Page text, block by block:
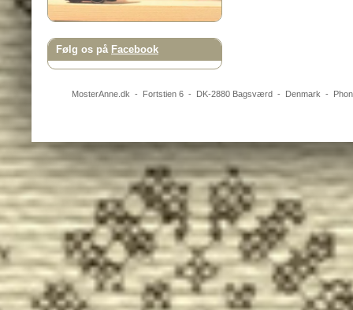
Følg os på Facebook
MosterAnne.dk - Fortstien 6- DK-2880 Bagsværd- Denmark -